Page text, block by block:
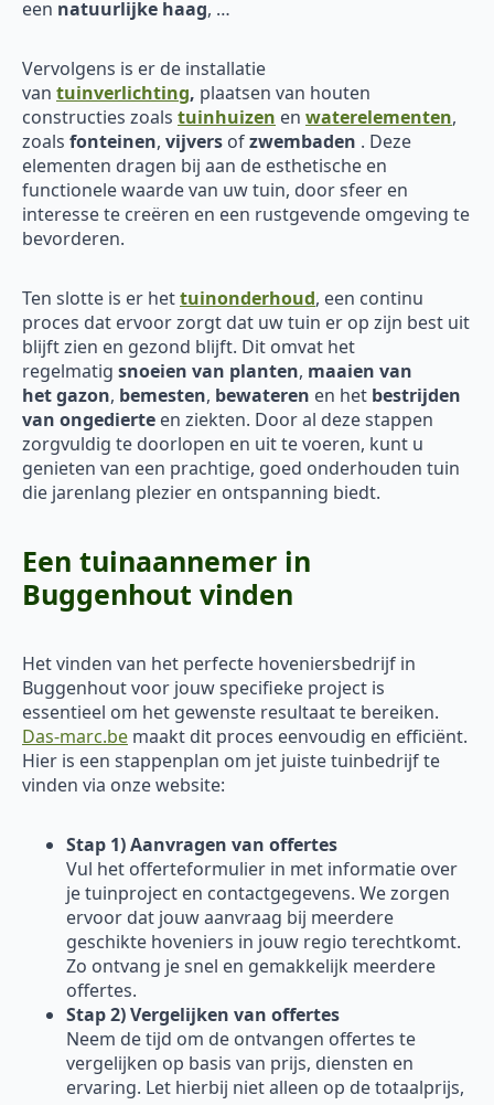
een natuurlijke haag, …
Vervolgens is er de installatie
van tuinverlichting, plaatsen van houten
constructies zoals tuinhuizen en waterelementen,
zoals fonteinen, vijvers ofzwembaden . Deze
elementen dragen bij aan de esthetische en
functionele waarde van uw tuin, door sfeer en
interesse te creëren en een rustgevende omgeving te
bevorderen.
Ten slotte is er hettuinonderhoud, een continu
proces dat ervoor zorgt dat uw tuin er op zijn best uit
blijft zien en gezond blijft. Dit omvat het
regelmatig snoeien van planten, maaien van
hetgazon, bemesten, bewateren en het bestrijden
van ongedierte en ziekten. Door al deze stappen
zorgvuldig te doorlopen en uit te voeren, kunt u
genieten van een prachtige, goed onderhouden tuin
die jarenlang plezier en ontspanning biedt.
Een tuinaannemer in
Buggenhout vinden
Het vinden van het perfecte hoveniersbedrijf in
Buggenhout voor jouw specifieke project is
essentieel om het gewenste resultaat te bereiken.
Das-marc.be maakt dit proces eenvoudig en efficiënt.
Hier is een stappenplan om jet juiste tuinbedrijf te
vinden via onze website:
Stap 1) Aanvragen van offertes
Vul het offerteformulier in met informatie over
je tuinproject en contactgegevens. We zorgen
ervoor dat jouw aanvraag bij meerdere
geschikte hoveniers in jouw regio terechtkomt.
Zo ontvang je snel en gemakkelijk meerdere
offertes.
Stap 2) Vergelijken van offertes
Neem de tijd om de ontvangen offertes te
vergelijken op basis van prijs, diensten en
ervaring. Let hierbij niet alleen op de totaalprijs,